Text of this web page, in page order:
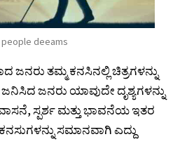
deeams
ಜನರು ತಮ್ಮ ಕನಸಿನಲ್ಲಿ ಚಿತ್ರಗಳನ್ನು
ಜನರು ಯಾವುದೇ ದೃಶ್ಯಗಳನ್ನು
ಸ್ಪರ್ಶ ಮತ್ತು ಭಾವನೆಯ ಇತರ
ಸಮಾನವಾಗಿ ಎದ್ದು